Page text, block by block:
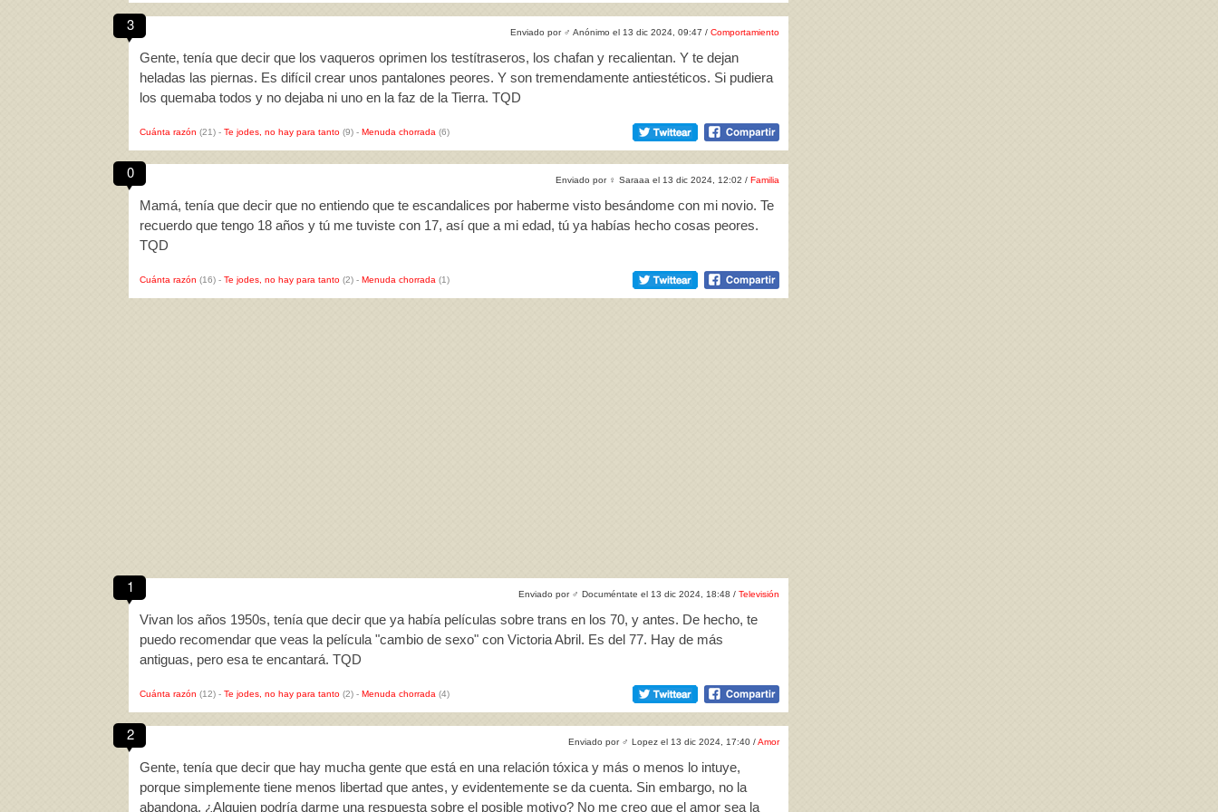
3 Enviado por ♂ Anónimo el 13 dic 2024, 09:47 / Comportamiento
Gente, tenía que decir que los vaqueros oprimen los testítraseros, los chafan y recalientan. Y te dejan
heladas las piernas. Es difícil crear unos pantalones peores. Y son tremendamente antiestéticos. Si pudiera
los quemaba todos y no dejaba ni uno en la faz de la Tierra. TQD
Cuánta razón (21) - Te jodes, no hay para tanto (9) - Menuda chorrada (6)
0 Enviado por ♀ Saraaa el 13 dic 2024, 12:02 / Familia
Mamá, tenía que decir que no entiendo que te escandalices por haberme visto besándome con mi novio. Te
recuerdo que tengo 18 años y tú me tuviste con 17, así que a mi edad, tú ya habías hecho cosas peores.
TQD
Cuánta razón (16) - Te jodes, no hay para tanto (2) - Menuda chorrada (1)
1 Enviado por ♂ Documéntate el 13 dic 2024, 18:48 / Televisión
Vivan los años 1950s, tenía que decir que ya había películas sobre trans en los 70, y antes. De hecho, te
puedo recomendar que veas la película "cambio de sexo" con Victoria Abril. Es del 77. Hay de más
antiguas, pero esa te encantará. TQD
Cuánta razón (12) - Te jodes, no hay para tanto (2) - Menuda chorrada (4)
2 Enviado por ♂ Lopez el 13 dic 2024, 17:40 /Amor
Gente, tenía que decir que hay mucha gente que está en una relación tóxica y más o menos lo intuye,
porque simplemente tiene menos libertad que antes, y evidentemente se da cuenta. Sin embargo, no la
abandona. ¿Alguien podría darme una respuesta sobre el posible motivo? No me creo que el amor sea la